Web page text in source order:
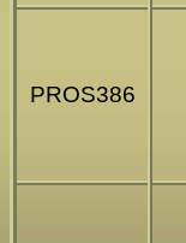
PROS386